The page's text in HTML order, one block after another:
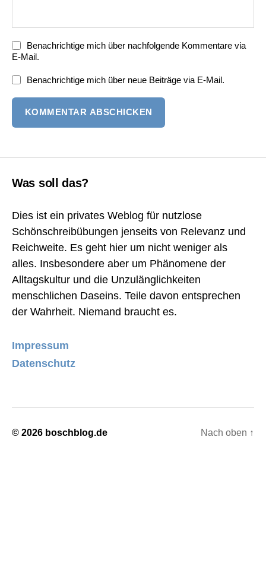
Benachrichtige mich über nachfolgende Kommentare via
E-Mail.
Benachrichtige mich über neue Beiträge via E-Mail.
Was soll das?
Dies ist ein privates Weblog für nutzlose
Schönschreibübungen jenseits von Relevanz und
Reichweite. Es geht hier um nicht weniger als
alles. Insbesondere aber um Phänomene der
Alltagskultur und die Unzulänglichkeiten
menschlichen Daseins. Teile davon entsprechen
der Wahrheit. Niemand braucht es.
Impressum
Datenschutz
© 2026 boschblog.de Nach oben ↑